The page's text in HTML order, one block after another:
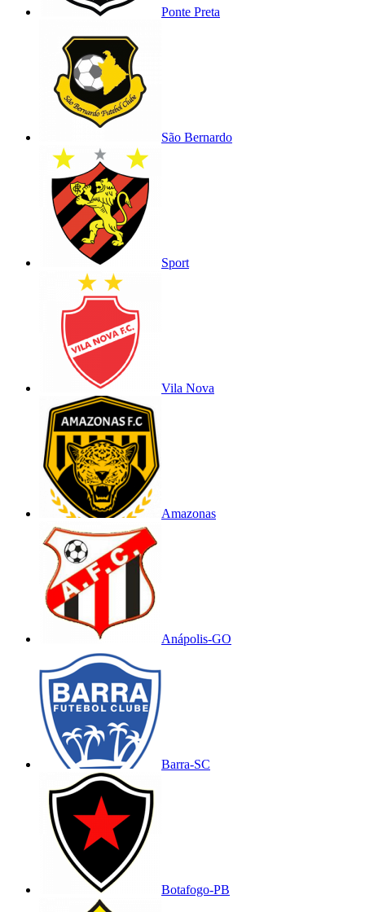
Ponte Preta
São Bernardo
Sport
Vila Nova
Amazonas
Anápolis-GO
Barra-SC
Botafogo-PB